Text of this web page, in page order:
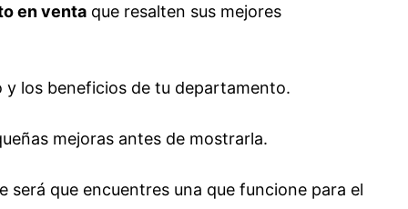
en venta que resalten sus mejores
y los beneficios de tu departamento.
mejoras antes de mostrarla.
que encuentres una que funcione para el